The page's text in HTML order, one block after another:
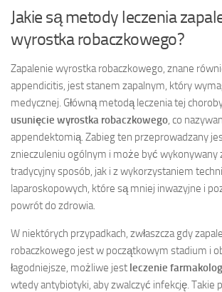
Jakie są metody leczenia
wyrostka robaczkowego?
Zapalenie wyrostka robaczkowego, znane
appendicitis, jest stanem zapalnym, który
medycznej. Główną metodą leczenia tej
usunięcie wyrostka robaczkowego, co
appendektomią. Zabieg ten przeprowadzany
znieczuleniu ogólnym i może być wykonywany
tradycyjny sposób, jak i z wykorzystaniem
laparoskopowych, które są mniej inwazyjne i
powrót do zdrowia.
W niektórych przypadkach, zwłaszcza gdy
robaczkowego jest w początkowym stadium i
łagodniejsze, możliwe jest leczenie
wtedy antybiotyki, aby zwalczyć infekcję. Takie